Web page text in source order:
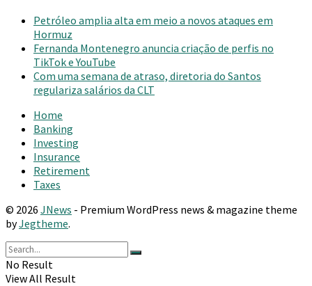
Petróleo amplia alta em meio a novos ataques em
Hormuz
Fernanda Montenegro anuncia criação de perfis no
TikTok e YouTube
Com uma semana de atraso, diretoria do Santos
regulariza salários da CLT
Home
Banking
Investing
Insurance
Retirement
Taxes
© 2026 JNews - Premium WordPress news & magazine theme
byJegtheme.
No Result
View All Result